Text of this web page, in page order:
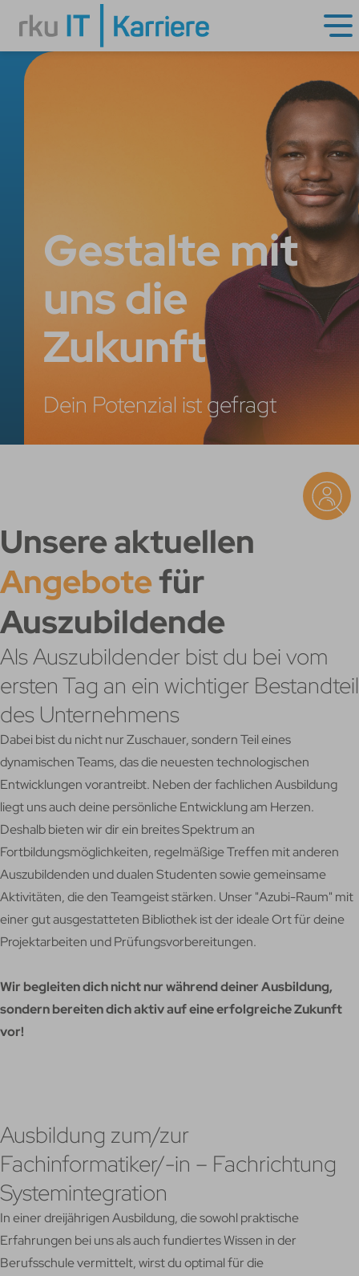
Gestalte mit
uns die
Zukunft
Dein Potenzial ist gefragt
Unsere aktuellen
Angebotefür
Auszubildende
Als Auszubildender bist du bei vom
ersten Tag an ein wichtiger Bestandteil
des Unternehmens
Dabei bist du nicht nur Zuschauer, sondern Teil eines
dynamischen Teams, das die neuesten technologischen
Entwicklungen vorantreibt. Neben der fachlichen Ausbildung
liegt uns auch deine persönliche Entwicklung am Herzen.
Deshalb bieten wir dir ein breites Spektrum an
Fortbildungsmöglichkeiten, regelmäßige Treffen mit anderen
Auszubildenden und dualen Studenten sowie gemeinsame
Aktivitäten, die den Teamgeist stärken. Unser "Azubi-Raum" mit
einer gut ausgestatteten Bibliothek ist der ideale Ort für deine
Projektarbeiten und Prüfungsvorbereitungen.
Wir begleiten dich nicht nur während deiner Ausbildung,
sondern bereiten dich aktiv auf eine erfolgreiche Zukunft
vor!
Ausbildung zum/zur
Fachinformatiker/-in – Fachrichtung
Systemintegration
In einer dreijährigen Ausbildung, die sowohl praktische
Erfahrungen bei uns als auch fundiertes Wissen in der
Berufsschule vermittelt, wirst du optimal für die